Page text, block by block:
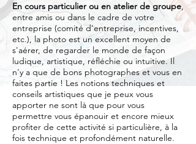
En cours particulier ou en atelier de groupe,
entre amis ou dans le cadre de votre
entreprise (comité d'entreprise, incentives,
etc.), la photo est un excellent moyen de
s'aérer, de regarder le monde de façon
ludique, artistique, réfléchie ou intuitive. Il
n'y a que de bons photographes et vous en
faites partie ! Les notions techniques et
conseils artistiques que je peux vous
apporter ne sont là que pour vous
permettre vous épanouir et encore mieux
profiter de cette activité si particulière, à la
fois technique et profondément naturelle.